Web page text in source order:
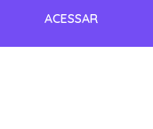
ACESSAR